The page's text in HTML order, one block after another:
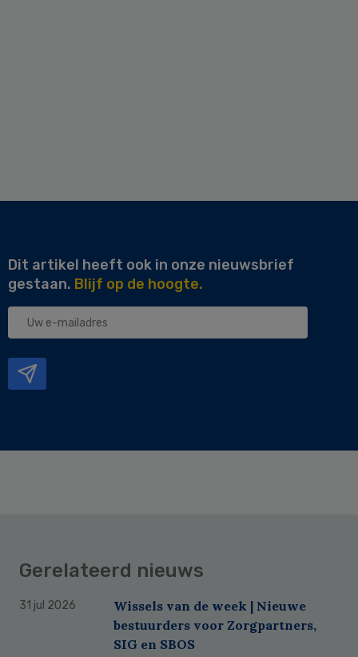
Dit artikel heeft ook in onze nieuwsbrief
gestaan. Blijf op de hoogte.
Uw
Gerelateerd nieuws
31 jul 2026
Wissels van de week | Nieuwe
bestuurders voor Zorgpartners,
SIG en SBOS